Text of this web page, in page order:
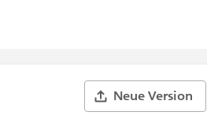
Neue Version